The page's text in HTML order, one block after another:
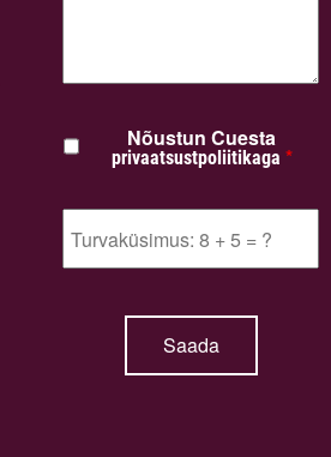
Nõustun Cuesta
privaatsustpoliitikaga *